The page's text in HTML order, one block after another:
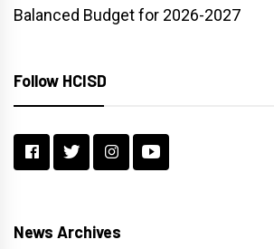
Balanced Budget for 2026-2027
Follow HCISD
News Archives